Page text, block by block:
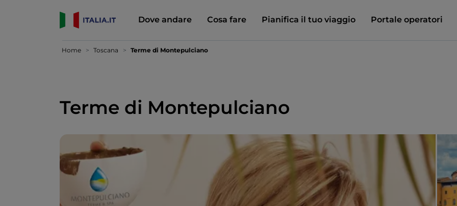
Dove andare Cosa fare Pianifica il tuo viaggio Portale operatori
Home Toscana Terme di Montepulciano
Terme di Montepulciano